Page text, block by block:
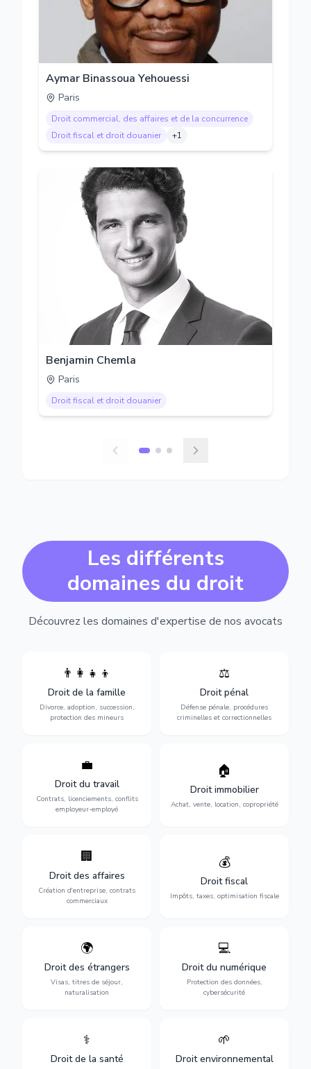
Aymar Binassoua Yehouessi
Paris
Droit commercial, des affaires et de la concurrence
Droit fiscal et droit douanier
+1
Benjamin Chemla
Paris
Droit fiscal et droit douanier
Les différents
domaines du droit
Découvrez les domaines d'expertise de nos avocats
👨‍👩‍👧‍👦
Droit de la famille
Divorce, adoption, succession,
protection des mineurs
Divorce, garde d'enfants,
adoption, succession et
protection des personnes
vulnérables.
⚖️
Droit pénal
Défense pénale, procédures
criminelles et correctionnelles
Expertise en matière pénale,
vue jusqu'au procès, pour
toute affaire correctionnelle
ou criminelle.
💼
Droit du travail
Contrats, licenciements, conflits
employeur-employé
Protection de vos droits au
licenciements, harcèlement,
discrimination et conflits
avec l'employeur.
🏠
Droit immobilier
Achat, vente, location, copropriété
Sécurisation de vos projets
immobiliers : achat, vente,
location, construction et
gestion de copropriété.
🏢
Droit des affaires
Création d'entreprise, contrats
commerciaux
Accompagnement complet
création, contrats
commerciaux, concurrence
et litiges.
💰
Droit fiscal
Impôts, taxes, optimisation fiscale
Optimisation de votre
situation fiscale :
déclarations, contentieux,
contrôles fiscaux et
planification.
🌍
Droit des étrangers
Visas, titres de séjour,
naturalisation
Obtention de vos droits de
séjour : visas, cartes de
séjour, regroupement
familial et naturalisation.
💻
Droit du numérique
Protection des données,
cybersécurité
Protection de vos activités
numériques : RGPD,
cybersécurité, e-commerce
et propriété digitale.
⚕️
Droit de la santé
Défense de vos droits
médicales, responsabilité
🌱
Droit environnemental
Protection de
conformité